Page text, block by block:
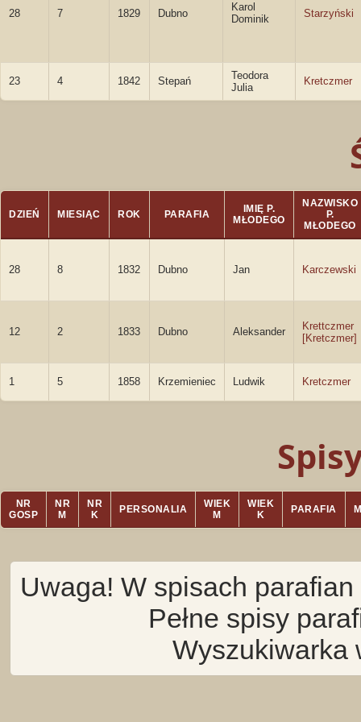
28 7 1829 Dubno
Karol
Dominik
Starzyński
23 4 1842 Stepań
Teodora
Julia
Kretczmer
DZIEŃ MIESIĄC ROK PARAFIA
IMIĘ P.
MŁODEGO
NAZWISKO
P.
MŁODEGO
28 8 1832 Dubno Jan Karczewski
12 2 1833 Dubno Aleksander
Krettczmer
[Kretczmer]
1 5 1858 Krzemieniec Ludwik Kretczmer
NR
GOSP
NR
M
NR
K
PERSONALIA
WIEK
M
WIEK
K
PARAFIA
Uwaga! W spisach
Pełne spisy
Wyszukiwarka